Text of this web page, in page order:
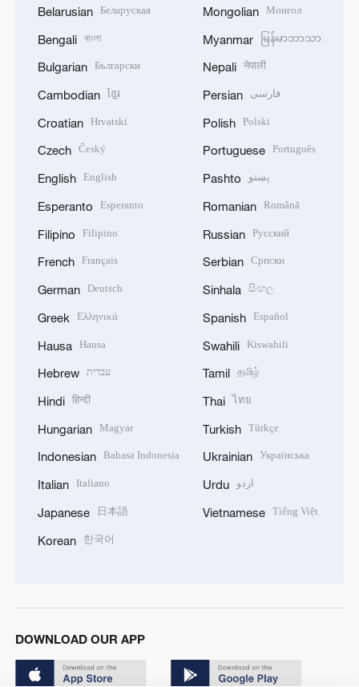
Belarusian Беларуская
Bengali বাংলা
Bulgarian Български
Cambodian ខ្មែរ
Croatian Hrvatski
Czech Český
English English
Esperanto Esperanto
Filipino Filipino
French Français
German Deutsch
Greek Ελληνικά
Hausa Hausa
Hebrew עברית
Hindi हिन्दी
Hungarian Magyar
Indonesian Bahasa Indonesia
Italian Italiano
Japanese 日本語
Korean 한국어
Mongolian Монгол
Myanmar မြန်မာဘာသာ
Nepali नेपाली
Persian فارسی
Polish Polski
Portuguese Português
Pashto پښتو
Romanian Română
Russian Русский
Serbian Српски
Sinhala සිංහල
Spanish Español
Swahili Kiswahili
Tamil தமிழ்
Thai ไทย
Turkish Türkçe
Ukrainian Українська
Urdu اردو
Vietnamese Tiếng Việt
DOWNLOAD OUR APP